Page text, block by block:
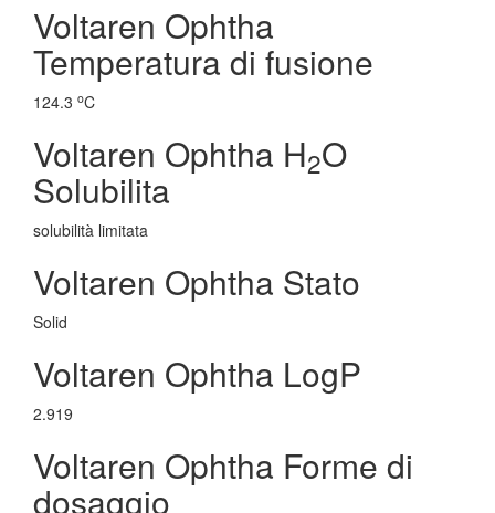
Voltaren Ophtha
Temperatura di fusione
124.3 oC
Voltaren Ophtha H2O
Solubilita
solubilità limitata
Voltaren Ophtha Stato
Solid
Voltaren Ophtha LogP
2.919
Voltaren Ophtha Forme di
dosaggio